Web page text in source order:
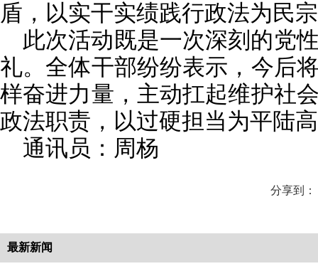
盾，以实干实绩践行政法为民
此次活动既是一次深刻的党
礼。全体干部纷纷表示，今后
样奋进力量，主动扛起维护社
政法职责，以过硬担当为平陆
通讯员：周杨
分享到：
最新新闻